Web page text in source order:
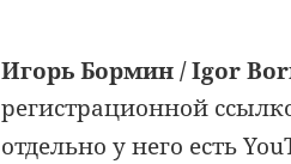
Игорь Бормин / Igor
регистрационной
отдельно у него есть